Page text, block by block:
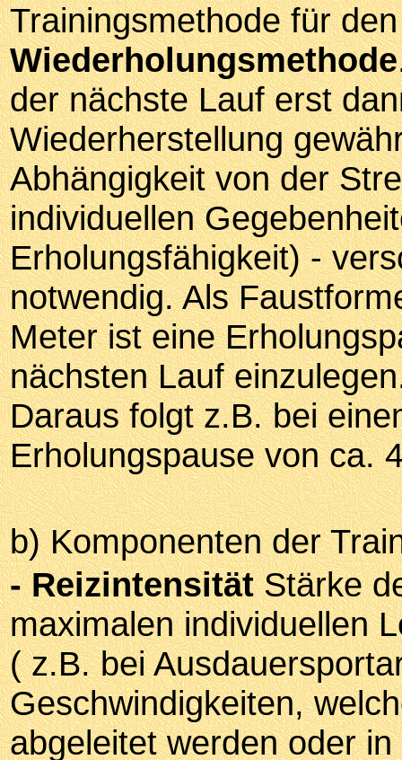
Trainingsmethode für
Wiederholungsmethode
der nächste Lauf erst
Wiederherstellung
Abhängigkeit von der
individuellen
Erholungsfähigkeit) -
notwendig. Als
Meter ist eine
nächsten Lauf
Daraus folgt z.B. bei
Erholungspause von ca.
b) Komponenten der
- ReizintensitätStärke
maximalen individuellen
( z.B. bei
Geschwindigkeiten,
abgeleitet werden oder